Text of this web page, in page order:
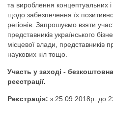
та вироблення концептуальних
щодо забезпечення їх
регіонів. Запрошуємо взяти
представників українського
місцевої влади, представників
наукових кіл тощо.
Участь у заході -
реєстрації.
Реєстрація: з 25.09.2018р. до